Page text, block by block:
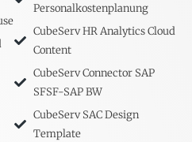
Personalkostenplanung
CubeServ HR Analytics Cloud
Content
CubeServ Connector SAP
SFSF-SAP BW
CubeServ SAC Design
Template